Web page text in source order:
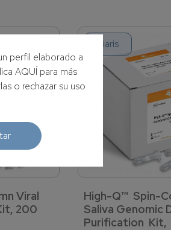
Viral
200
Tiaris
High-Q™ Spin-
Saliva Genomic
Purification Kit,
perfil elaborado a
AQUÍ para más
o rechazar su uso